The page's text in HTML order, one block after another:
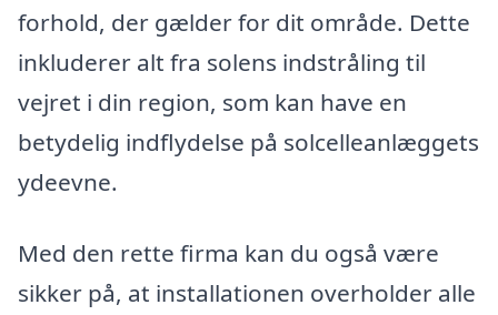
forhold, der gælder for dit område. Dette
inkluderer alt fra solens indstråling til
vejret i din region, som kan have en
betydelig indflydelse på solcelleanlæggets
ydeevne.
Med den rette firma kan du også være
sikker på, at installationen overholder alle